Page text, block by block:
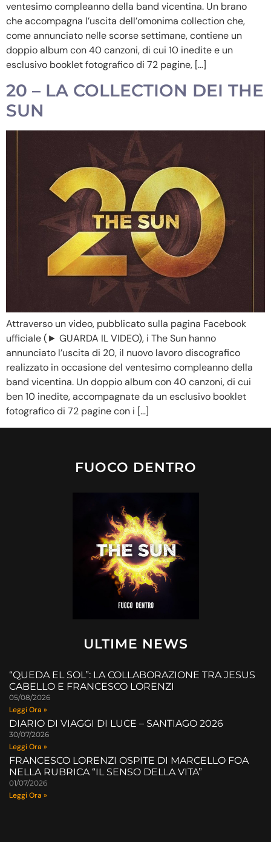
ventesimo compleanno della band vicentina. Un brano
che accompagna l’uscita dell’omonima collection che,
come annunciato nelle scorse settimane, contiene un
doppio album con 40 canzoni, di cui 10 inedite e un
esclusivo booklet fotografico di 72 pagine, […]
20 – LA COLLECTION DEI THE
SUN
Attraverso un video, pubblicato sulla pagina Facebook
ufficiale (► GUARDA IL VIDEO), i The Sun hanno
annunciato l’uscita di 20, il nuovo lavoro discografico
realizzato in occasione del ventesimo compleanno della
band vicentina. Un doppio album con 40 canzoni, di cui
ben 10 inedite, accompagnate da un esclusivo booklet
fotografico di 72 pagine con i […]
FUOCO DENTRO
ULTIME NEWS
“QUEDA EL SOL”: LA COLLABORAZIONE TRA JESUS
CABELLO E FRANCESCO LORENZI
05/08/2026
Leggi Ora »
DIARIO DI VIAGGI DI LUCE – SANTIAGO 2026
30/07/2026
Leggi Ora »
FRANCESCO LORENZI OSPITE DI MARCELLO FOA
NELLA RUBRICA “IL SENSO DELLA VITA”
01/07/2026
Leggi Ora »